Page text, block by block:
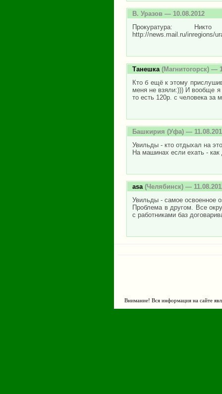
В. Уразов — 10.08.2012
Прокуратура:
http://news.mail.ru/inregions/
Танешка (Магнитогорск) —
Кто б ещё к этому
меня не взяли:))) И вообще
то есть 120р. с человека за
Башкирия (Уфа) —
Увильды - кто отдыхал на
На машинах если ехать - как
asa(Челябинск) —
Увильды - самое освоенное
Проблема в другом. Все
с работниками баз
Внимание! Вся информация на сайте